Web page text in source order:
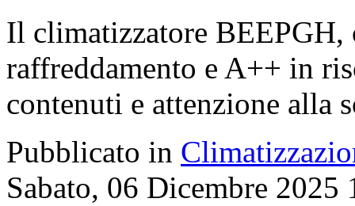
Il climatizzatore BEEPGH,
raffreddamento e A++ in
contenuti e attenzione alla
Pubblicato in
Sabato, 06 Dicembre 2025